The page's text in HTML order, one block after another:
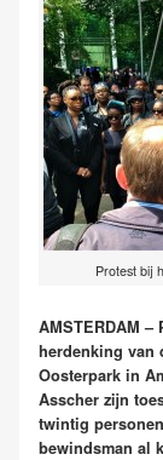
Protest bij
AMSTERDAM
herdenking van
Oosterpark in
Asscher zijn
twintig
bewindsman al